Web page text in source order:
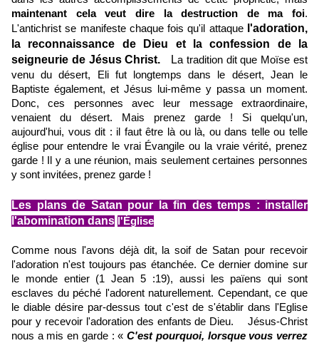
maintenant cela veut dire la destruction de ma foi.
L'antichrist se manifeste chaque fois qu'il attaque l'adoration,
la reconnaissance de Dieu et la confession de la
seigneurie de Jésus Christ.
La tradition dit que Moïse est
venu du désert, Eli fut longtemps dans le désert, Jean le
Baptiste également, et Jésus lui-même y passa un moment.
Donc, ces personnes avec leur message extraordinaire,
venaient du désert. Mais prenez garde ! Si quelqu'un,
aujourd'hui, vous dit : il faut être là ou là, ou dans telle ou telle
église pour entendre le vrai Évangile ou la vraie vérité, prenez
garde ! Il y a une réunion, mais seulement certaines personnes
y sont invitées, prenez garde !
Les plans de Satan pour la fin des temps : installer
l'abomination dans l'Église
Comme nous l'avons déjà dit, la soif de Satan pour recevoir
l'adoration n'est toujours pas étanchée. Ce dernier domine sur
le monde entier (1 Jean 5 :19), aussi les païens qui sont
esclaves du péché l'adorent naturellement. Cependant, ce que
le diable désire par-dessus tout c'est de s'établir dans l'Eglise
pour y recevoir l'adoration des enfants de Dieu.
Jésus-Christ
nous a mis en garde :«C'est pourquoi, lorsque vous verrez